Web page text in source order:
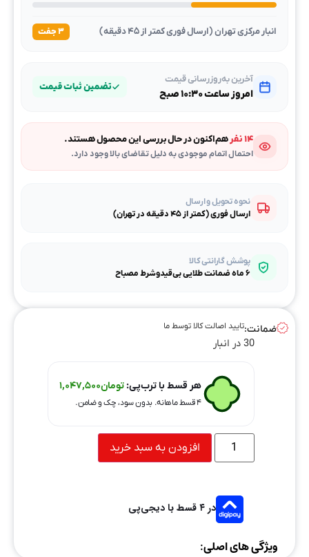
انبار مرکزی تهران (ارسال فوری کمتر از ۴۵ دقیقه) ۳ جفت
آخرین به‌روزرسانی قیمت
امروز ساعت ۱۰:۳۰ صبح
تضمین ثبات قیمت
۱۴ نفر هم‌اکنون در حال بررسی این محصول هستند.
احتمال اتمام موجودی به دلیل تقاضای بالا وجود دارد.
نحوه تحویل و ارسال
ارسال فوری (کمتر از ۴۵ دقیقه در تهران)
پوشش گارانتی کالا
۶ ماه ضمانت طلایی بی‌قیدوشرط مصباح
ضمانت:تایید اصالت کالا توسط ما
30 در انبار
هر قسط با ترب‌پی: تومان1,047,500
۴ قسط ماهانه. بدون سود، چک و ضامن.
افزودن به سبد خرید
در ۴ قسط با دیجی‌پی
ویژگی های اصلی: